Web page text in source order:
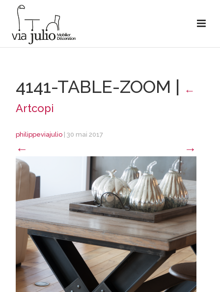
4141-TABLE-ZOOM | ←
Artcopi
philippeviajulio 30 mai 2017
← →